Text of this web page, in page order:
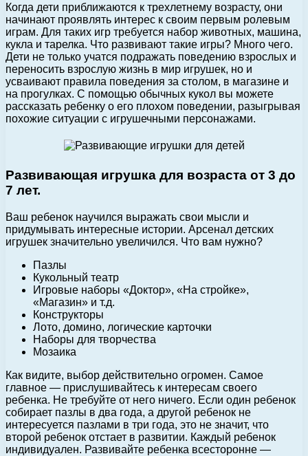
Когда дети приближаются к трехлетнему возрасту, они
начинают проявлять интерес к своим первым ролевым
играм. Для таких игр требуется набор животных, машина,
кукла и тарелка. Что развивают такие игры? Много чего.
Дети не только учатся подражать поведению взрослых и
переносить взрослую жизнь в мир игрушек, но и
усваивают правила поведения за столом, в магазине и
на прогулках. С помощью обычных кукол вы можете
рассказать ребенку о его плохом поведении, разыгрывая
похожие ситуации с игрушечными персонажами.
Развивающая игрушка для возраста от 3 до
7 лет.
Ваш ребенок научился выражать свои мысли и
придумывать интересные истории. Арсенал детских
игрушек значительно увеличился. Что вам нужно?
Пазлы
Кукольный театр
Игровые наборы «Доктор», «На стройке»,
«Магазин» и т.д.
Конструкторы
Лото, домино, логические карточки
Наборы для творчества
Мозаика
Как видите, выбор действительно огромен. Самое
главное — прислушивайтесь к интересам своего
ребенка. Не требуйте от него ничего. Если один ребенок
собирает пазлы в два года, а другой ребенок не
интересуется пазлами в три года, это не значит, что
второй ребенок отстает в развитии. Каждый ребенок
индивидуален. Развивайте ребенка всесторонне —